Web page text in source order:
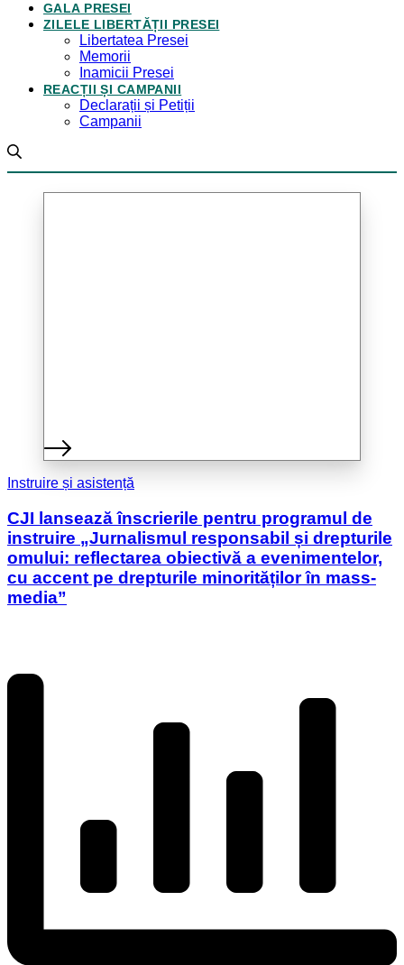
GALA PRESEI
ZILELE LIBERTĂȚII PRESEI
Libertatea Presei
Memorii
Inamicii Presei
REACȚII ȘI CAMPANII
Declarații și Petiții
Campanii
Instruire și asistență
CJI lansează înscrierile pentru programul de
instruire „Jurnalismul responsabil și drepturile
omului: reflectarea obiectivă a evenimentelor,
cu accent pe drepturile minorităților în mass-
media”